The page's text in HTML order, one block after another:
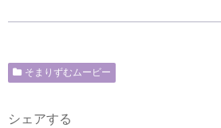
そまりずむムービー
シェアする